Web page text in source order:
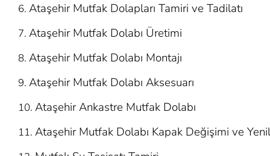
Ataşehir Mutfak Dolapları Tamiri ve Tadilatı
Ataşehir Mutfak Dolabı Üretimi
Ataşehir Mutfak Dolabı Montajı
Ataşehir Mutfak Dolabı Aksesuarı
Ataşehir Ankastre Mutfak Dolabı
Ataşehir Mutfak Dolabı Kapak Değişimi ve